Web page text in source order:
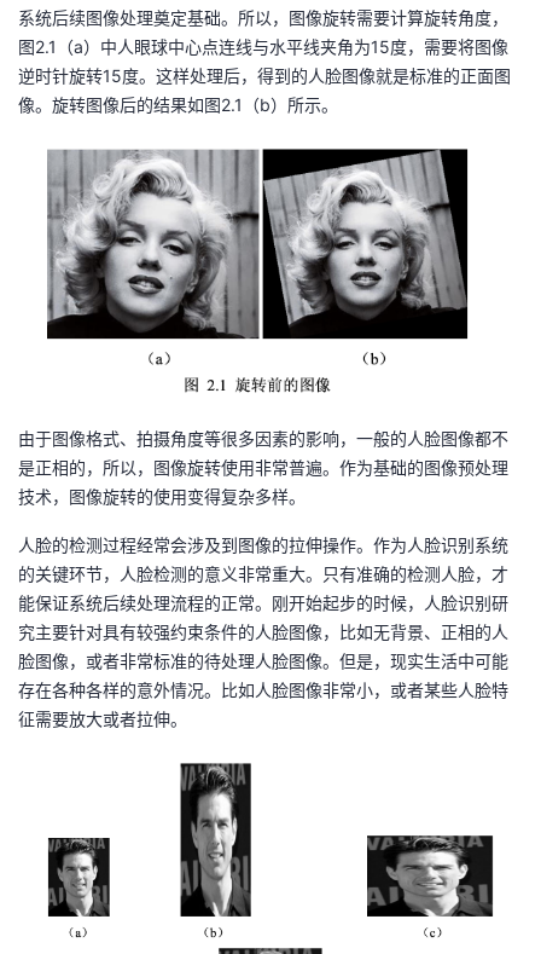
系统后续图像处理奠定基础。所以，图像旋转需要计算旋转角度，
图2.1 （a）中人眼球中心点连线与水平线夹角为15度，需要将图像
逆时针旋转15度。这样处理后，得到的人脸图像就是标准的正面图
像。旋转图像后的结果如图2.1 （b）所示。
由于图像格式、拍摄角度等很多因素的影响，一般的人脸图像都不
是正相的，所以，图像旋转使用非常普遍。作为基础的图像预处理
技术，图像旋转的使用变得复杂多样。
人脸的检测过程经常会涉及到图像的拉伸操作。作为人脸识别系统
的关键环节，人脸检测的意义非常重大。只有准确的检测人脸，才
能保证系统后续处理流程的正常。刚开始起步的时候，人脸识别研
究主要针对具有较强约束条件的人脸图像，比如无背景、正相的人
脸图像，或者非常标准的待处理人脸图像。但是，现实生活中可能
存在各种各样的意外情况。比如人脸图像非常小，或者某些人脸特
征需要放大或者拉伸。